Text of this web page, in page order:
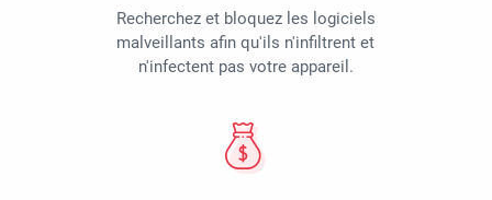
Recherchez et bloquez les logiciels
malveillants afin qu'ils n'infiltrent et
n'infectent pas votre appareil.